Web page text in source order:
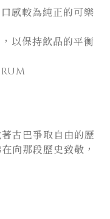
感較為純正的可樂
以保持飲品的平衡
古巴爭取自由的歷
向那段歷史致敬，